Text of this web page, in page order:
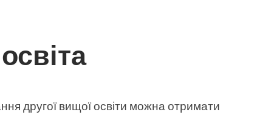
другої вищої освіти можна отримати